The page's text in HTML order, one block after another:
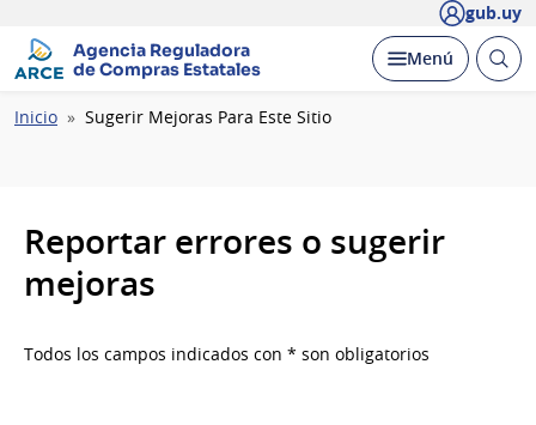
gub.uy
Agencia Reguladora
de Compras Estatales
Desplegar
Menú Abrir
Ruta
Inicio Sugerir Mejoras Para Este Sitio
Reportar errores o sugerir
mejoras
Todos los campos indicados con * son obligatorios